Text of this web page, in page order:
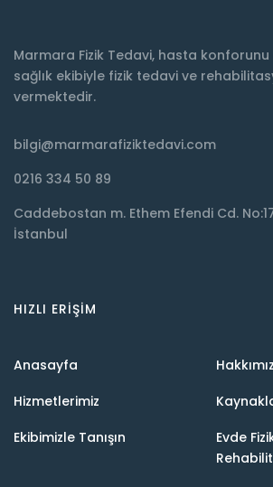
Marmara Fizik Tedavi, hasta
sağlık ekibiyle fizik tedavi ve
vermektedir.
bilgi@marmarafiziktedavi.com
0216 334 50 89
Caddebostan m. Ethem Efendi Cd.
İstanbul
HIZLI ERIŞIM
Anasayfa
Hizmetlerimiz
Ekibimizle Tanışın
Evde